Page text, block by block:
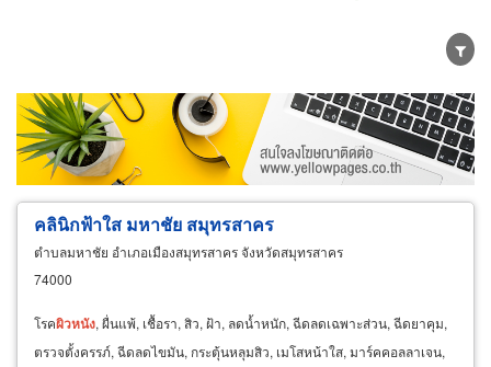
ขายส่ง ขายปลีก ผู้ผลิต
ตัวแทนจัดจำหน่าย
ผู้ส่งออก/นำเข้า
ธุรกิจบริการ
คลินิกฟ้าใส มหาชัย สมุทรสาคร
ตำบลมหาชัย อำเภอเมืองสมุทรสาคร จังหวัดสมุทรสาคร
74000
โรคผิวหนัง, ผื่นแพ้, เชื้อรา, สิว, ฝ้า, ลดน้ำหนัก, ฉีดลดเฉพาะส่วน, ฉีดยาคุม,
ตรวจตั้งครรภ์, ฉีดลดไขมัน, กระตุ้นหลุมสิว, เมโสหน้าใส, มาร์คคอลลาเจน,